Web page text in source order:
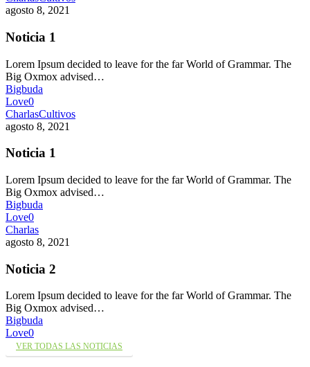
agosto 8, 2021
Noticia 1
Lorem Ipsum decided to leave for the far World of Grammar. The
Big Oxmox advised…
Bigbuda
Love0
CharlasCultivos
agosto 8, 2021
Noticia 1
Lorem Ipsum decided to leave for the far World of Grammar. The
Big Oxmox advised…
Bigbuda
Love0
Charlas
agosto 8, 2021
Noticia 2
Lorem Ipsum decided to leave for the far World of Grammar. The
Big Oxmox advised…
Bigbuda
Love0
VER TODAS LAS NOTICIAS